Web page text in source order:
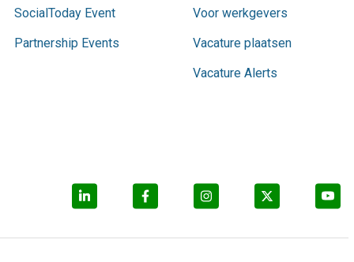
SocialToday Event
Partnership Events
Voor werkgevers
Vacature plaatsen
Vacature Alerts